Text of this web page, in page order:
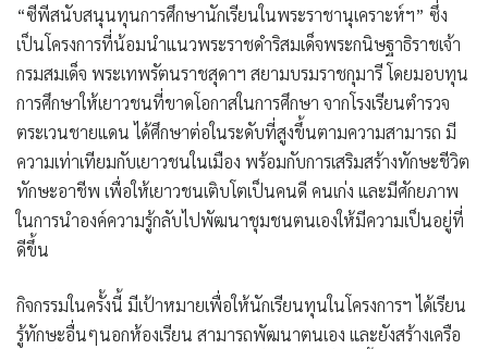
“ซีพีสนับสนุนทุนการศึกษานักเรียนในพระราชานุเคราะห์ฯ” ซึ่ง
เป็นโครงการที่น้อมนำแนวพระราชดําริสมเด็จพระกนิษฐาธิราชเจ้า
กรมสมเด็จ พระเทพรัตนราชสุดาฯ สยามบรมราชกุมารี โดยมอบทุน
การศึกษาให้เยาวชนที่ขาดโอกาสในการศึกษา จากโรงเรียนตำรวจ
ตระเวนชายแดน ได้ศึกษาต่อในระดับที่สูงขึ้นตามความสามารถ มี
ความเท่าเทียมกับเยาวชนในเมือง พร้อมกับการเสริมสร้างทักษะชีวิต
ทักษะอาชีพ เพื่อให้เยาวชนเติบโตเป็นคนดี คนเก่ง และมีศักยภาพ
ในการนำองค์ความรู้กลับไปพัฒนาชุมชนตนเองให้มีความเป็นอยู่ที่
ดีขึ้น
กิจกรรมในครั้งนี้ มีเป้าหมายเพื่อให้นักเรียนทุนในโครงการฯ ได้เรียน
รู้ทักษะอื่นๆนอกห้องเรียน สามารถพัฒนาตนเอง และยังสร้างเครือ